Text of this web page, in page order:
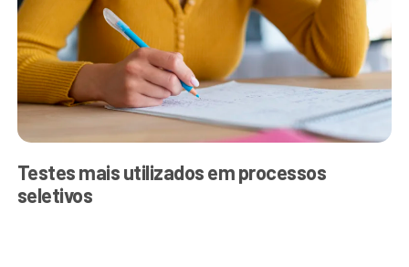
Testes mais utilizados em processos
seletivos